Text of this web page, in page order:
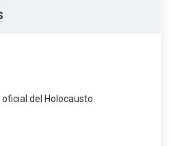
del Holocausto